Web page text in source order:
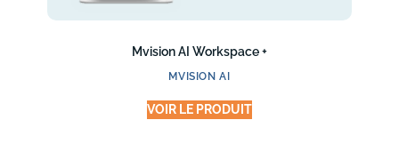
Mvision AI Workspace +
MVISION AI
VOIR LE PRODUIT